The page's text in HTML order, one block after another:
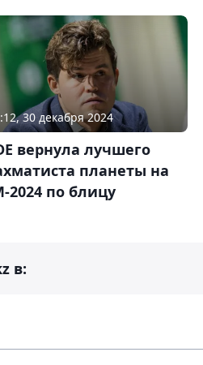
30 декабря 2024
вернула лучшего
планеты на
2024 по блицу
в: